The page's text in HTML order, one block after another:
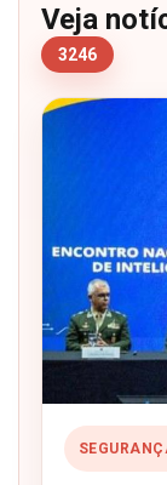
Veja
3246